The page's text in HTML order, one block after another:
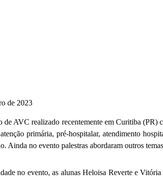
de 2023
de AVC realizado recentemente em Curitiba
primária, pré-hospitalar, atendimento
Ainda no evento palestras abordaram outros
no evento, as alunas Heloisa Reverte e